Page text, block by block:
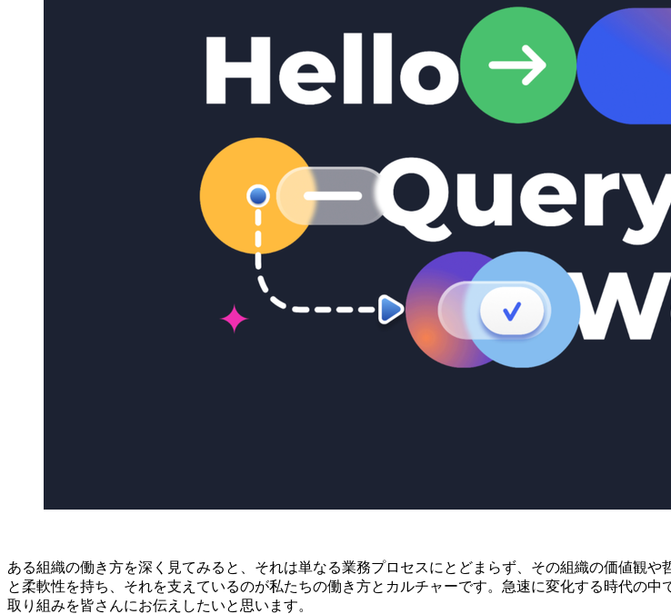
ある組織の働き方を深く見てみると、それは単なる業務プロセスにとどまらず、その組織の価値観
と柔軟性を持ち、それを支えているのが私たちの働き方とカルチャーです。急速に変化する時代の
取り組みを皆さんにお伝えしたいと思います。